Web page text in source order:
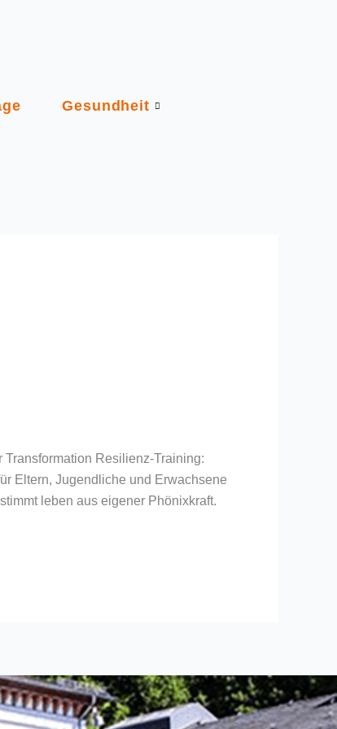
Gesundheit
Resilienz-Training:
Eltern, Jugendliche und Erwachsene
leben aus eigener Phönixkraft.